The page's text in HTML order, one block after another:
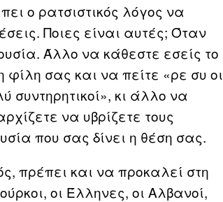
ο ρατσιστικός λόγος να
Ποιες είναι αυτές; Όταν
Άλλο να κάθεστε εσείς το
σας και να πείτε «ρε συ οι
κι άλλο να
να υβρίζετε τους
που σας δίνει η θέση σας.
πρέπει και να προκαλεί στη
οι Έλληνες, οι Αλβανοί,